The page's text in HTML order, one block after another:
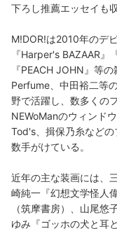
下ろし推薦エッセイも収
M!DOR!は2010年のデ
『Harper's BAZAAR』
『PEACH JOHN』等
Perfume、中田裕二等
野で活躍し、数多くの
NEWoManのウィンド
Tod's、揖保乃糸など
数手がけている。
近年の主な装画には、
崎純一『幻想文学怪人
（筑摩書房）、山尾悠
ゆみ『ゴッホの犬と耳